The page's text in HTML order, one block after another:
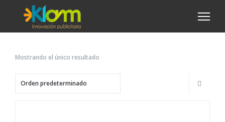
Mostrando el único resultado